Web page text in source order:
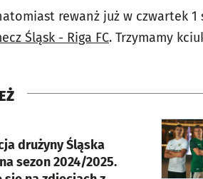
rewanż już w czwartek
Śląsk - Riga FC. Trzymamy
drużyny Śląska
sezon 2024/2025.